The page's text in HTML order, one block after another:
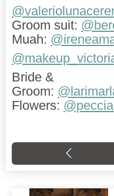
Groom suit:
Muah:
Bride &
Groom:
Flowers: